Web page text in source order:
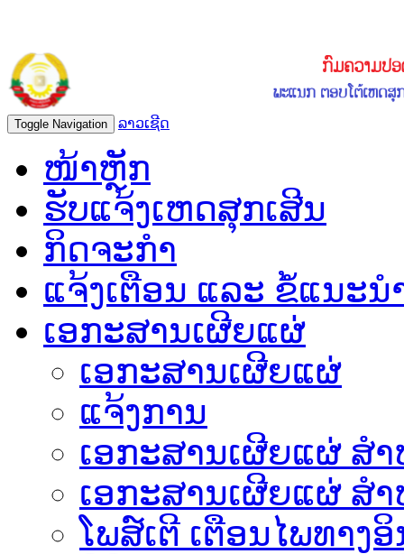
Toggle Navigation ລາວເຊີດ
ໜ້າຫຼັກ
ຮັບແຈ້ງເຫດສຸກເສີນ
ກິດຈະກຳ
ແຈ້ງເຕືອນ ແລະ ຂໍ້ແນະນ
ເອກະສານເຜີຍແຜ່
ເອກະສານເຜີຍແຜ່
ແຈ້ງການ
ເອກະສານເຜີຍແຜ່ ສ
ເອກະສານເຜີຍແຜ່ ສ
ໂພສ໌ເຕີ ເຕືອນໄພທາງອິ